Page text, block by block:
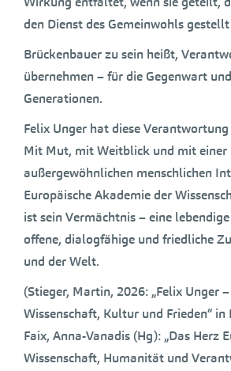
den Dienst des Gemeinwohls
Brückenbauer zu sein heißt,
übernehmen – für die Gegenwart
Generationen.
Felix Unger hat diese
Mit Mut, mit Weitblick und mit einer
außergewöhnlichen menschlichen
Europäische Akademie der
ist sein Vermächtnis – eine
offene, dialogfähige und friedliche
und der Welt.
(Stieger, Martin, 2026: „Felix Unger
Wissenschaft, Kultur und Frieden“ in
Faix, Anna-Vanadis (Hg): „Das Herz
Wissenschaft, Humanität und